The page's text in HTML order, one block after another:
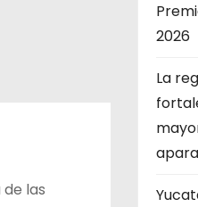
las
2026
La